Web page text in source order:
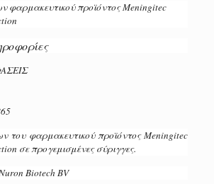
φαρμακευτικού προϊόντος Μeningitec
του φαρμακευτικού προϊόντος Μeningitec
σε προγεμισμένες σύριγγες.
Biotech BV